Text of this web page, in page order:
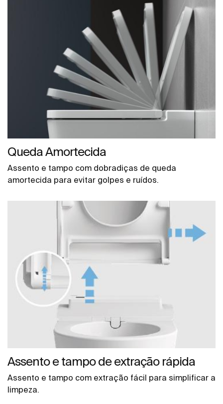
Queda Amortecida
Assento e tampo com dobradiças de queda
amortecida para evitar golpes e ruídos.
Assento e tampo de extração rápida
Assento e tampo com extração fácil para simplificar a
limpeza.